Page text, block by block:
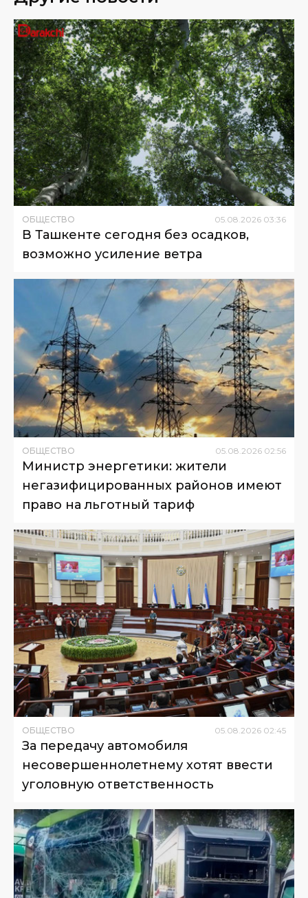
ОБЩЕСТВО 05.08.2026 03:36
В Ташкенте сегодня без осадков,
возможно усиление ветра
ОБЩЕСТВО 05 08 2026 02:56
Министр энергетики: жители
негазифицированных районов имеют
право на льготный тариф
ОБЩЕСТВО 05.08.2026 02:45
За передачу автомобиля
несовершеннолетнему хотят ввести
уголовную ответственность